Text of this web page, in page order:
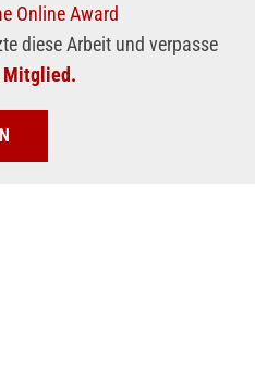
Online Award
diese Arbeit und verpasse
Mitglied.